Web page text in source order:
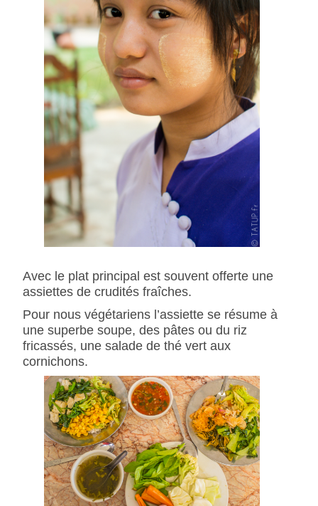
Avec le plat principal est souvent offerte une
assiettes de crudités fraîches.
Pour nous végétariens l’assiette se résume à
une superbe soupe, des pâtes ou du riz
fricassés, une salade de thé vert aux
cornichons.